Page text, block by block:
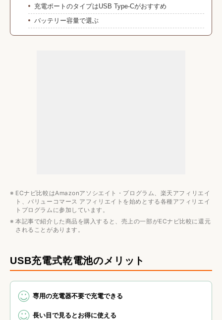
充電ポートのタイプはUSB Type-Cがおすすめ
バッテリー容量で選ぶ
充電速度を確認する
ECナビ比較はAmazonアソシエイト・プログラム、楽天アフィリエイ
ト、バリューコマース アフィリエイトを始めとする各種アフィリエイ
トプログラムに参加しています。
本記事で紹介した商品を購入すると、売上の一部がECナビ比較に還元
されることがあります。
USB充電式乾電池のメリット
専用の充電器不要で充電できる
長い目で見るとお得に使える